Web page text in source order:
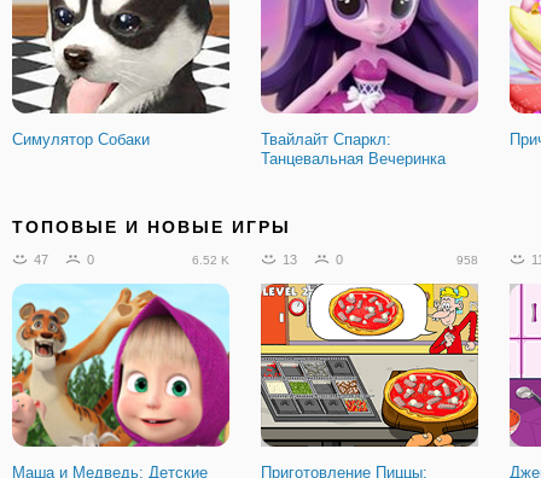
Симулятор Собаки
Твайлайт Спаркл:
Танцевальная Вечеринка
Заполнить лабиринт Больница: Лечить Язык Элли
ТОПОВЫЕ И НОВЫЕ ИГРЫ
47 0 6.52 K
Маша и Медведь: Детские
13 0 958
Приготовление Пиццы: